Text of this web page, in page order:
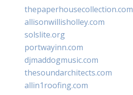
thepaperhousecollection.com
allisonwillisholley.com
solslite.org
portwayinn.com
djmaddogmusic.com
thesoundarchitects.com
allin1roofing.com